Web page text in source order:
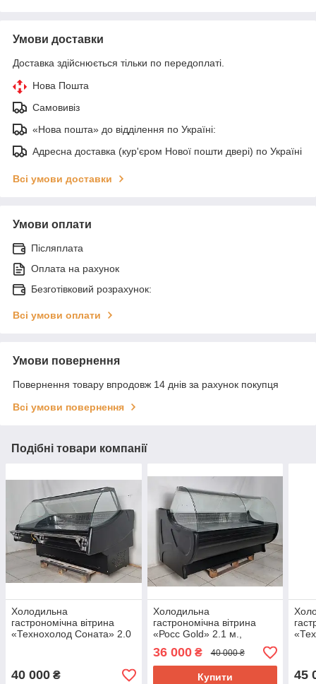
Умови доставки
Доставка здійснюється тільки по передоплаті.
Нова Пошта
Самовивіз
«Нова пошта» до відділення по Україні:
Адресна доставка (кур'єром Нової пошти двері) по Україні
Всі умови доставки
Умови оплати
Післяплата
Оплата на рахунок
Безготівковий розрахунок:
Всі умови оплати
Умови повернення
Повернення товару впродовж 14 днів за рахунок покупця
Всі умови повернення
Подібні товари компанії
Холодильна
гастрономічна вітрина
«Технохолод Соната» 2.0
40 000 ₴
Холодильна
гастрономічна вітрина
«Росс Gold» 2.1 м.,
(Україна), (+2° +10°),
викладка 72 см., Б/у
36 000₴ 40 000 ₴
Купити 45